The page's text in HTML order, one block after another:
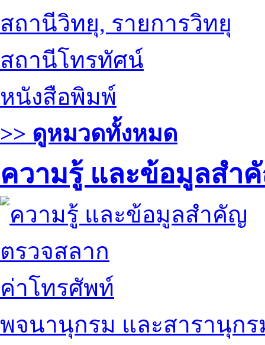
สถานีวิทยุ, รายการวิทยุ
สถานีโทรทัศน์
หนังสือพิมพ์
>> ดูหมวดทั้งหมด
ความรู้ และข้อมูลสำ
ตรวจสลาก
ค่าโทรศัพท์
พจนานุกรม และสารานุกร